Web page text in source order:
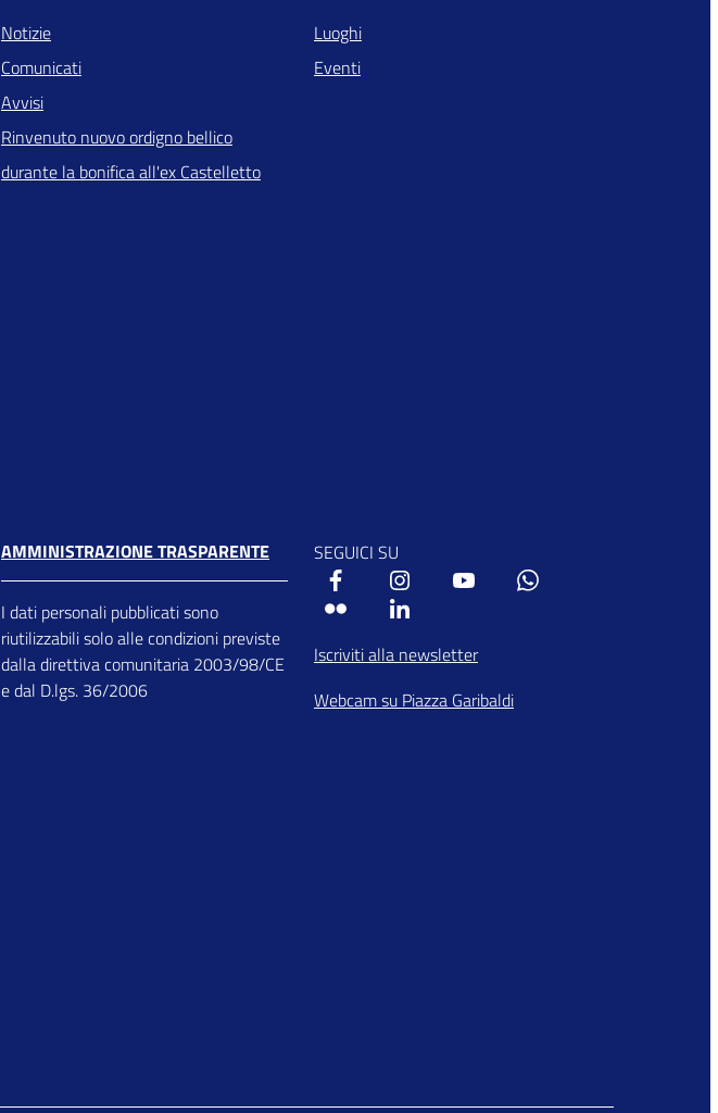
Notizie
Comunicati
Avvisi
Rinvenuto nuovo ordigno bellico
durante la bonifica all'ex Castelletto
Luoghi
Eventi
AMMINISTRAZIONE TRASPARENTE
I dati personali pubblicati sono
riutilizzabili solo alle condizioni previste
dalla direttiva comunitaria 2003/98/CE
e dal D.lgs. 36/2006
SEGUICI SU
Facebook Instagram Youtube
Iscriviti alla newsletter
Webcam su Piazza Garibaldi